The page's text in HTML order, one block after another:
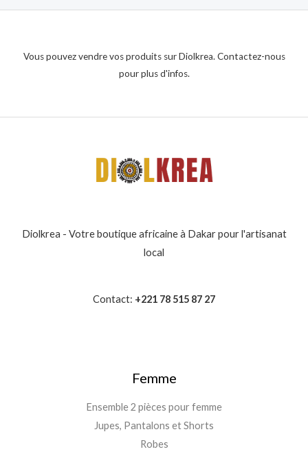
Vous pouvez vendre vos produits sur Diolkrea. Contactez-nous
pour plus d'infos.
Diolkrea - Votre boutique africaine à Dakar pour l'artisanat
local
Contact: +221 78 515 87 27
Femme
Ensemble 2 pièces pour femme
Jupes, Pantalons et Shorts
Robes